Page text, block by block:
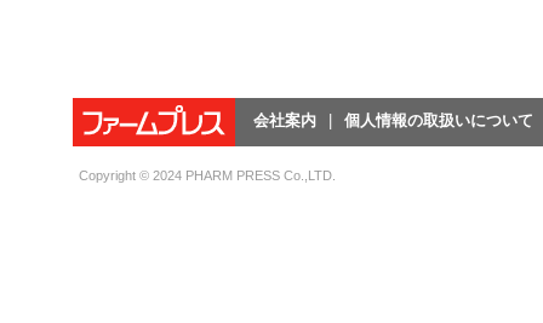
会社案内 個人情報の取扱いについて
Copyright © 2024 PHARM PRESS Co.,LTD.